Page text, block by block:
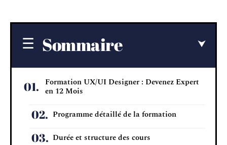
Sommaire
Formation UX/UI Designer : Devenez Expert
en 12 Mois
Programme détaillé de la formation
Durée et structure des cours